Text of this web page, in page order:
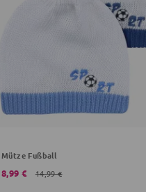
Mütze Fußball
8,99 € 14,99 €